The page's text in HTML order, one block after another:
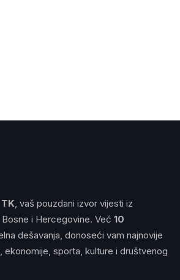
, vaš pouzdani izvor vijesti iz
i Hercegovine. Već 10
dešavanja, donoseći vam najnovije
ekonomije, sporta, kulture i društvenog